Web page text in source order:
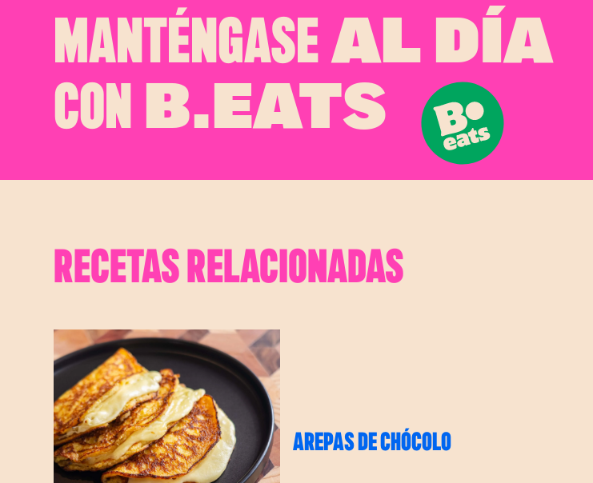
MANTÉNGASE AL DÍA
CON B.EATS
RECETAS RELACIONADAS
AREPAS DE CHÓCOLO